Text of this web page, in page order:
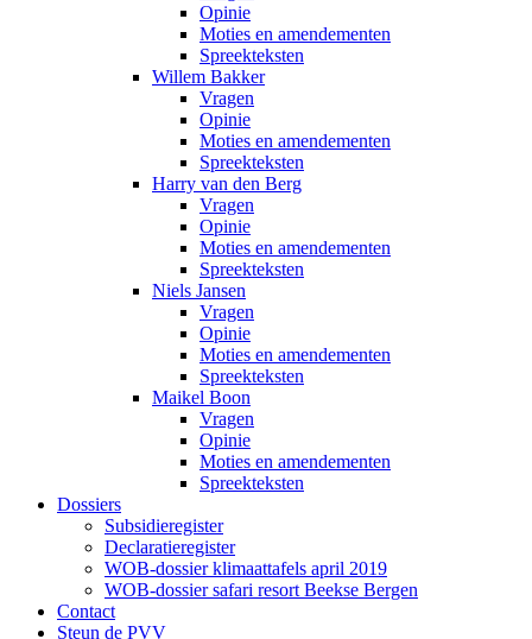
Opinie
Moties en amendementen
Spreekteksten
Willem Bakker
Vragen
Opinie
Moties en amendementen
Spreekteksten
Harry van den Berg
Vragen
Opinie
Moties en amendementen
Spreekteksten
Niels Jansen
Vragen
Opinie
Moties en amendementen
Spreekteksten
Maikel Boon
Vragen
Opinie
Moties en amendementen
Spreekteksten
Dossiers
Subsidieregister
Declaratieregister
WOB-dossier klimaattafels april 2019
WOB-dossier safari resort Beekse Bergen
Contact
Steun de PVV